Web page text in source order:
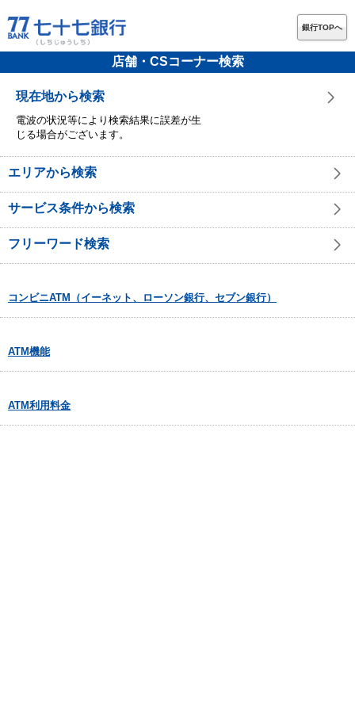
銀行TOPへ
店舗・CSコーナー検索
現在地から検索
電波の状況等により検索結果に誤差が生
じる場合がございます。
エリアから検索
サービス条件から検索
フリーワード検索
コンビニATM（イーネット、ローソン銀行、セブン銀行）
ATM機能
ATM利用料金